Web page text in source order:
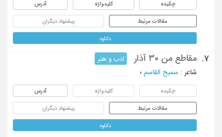
چکیده کلیدواژه آدرس
مقالات مرتبط پیشنهاد دیگران
دانلود
7. مقاطع من 30 آذار
ادب و هنر
شاعر : سمیح القاسم ؛
چکیده کلیدواژه آدرس
مقالات مرتبط پیشنهاد دیگران
دانلود